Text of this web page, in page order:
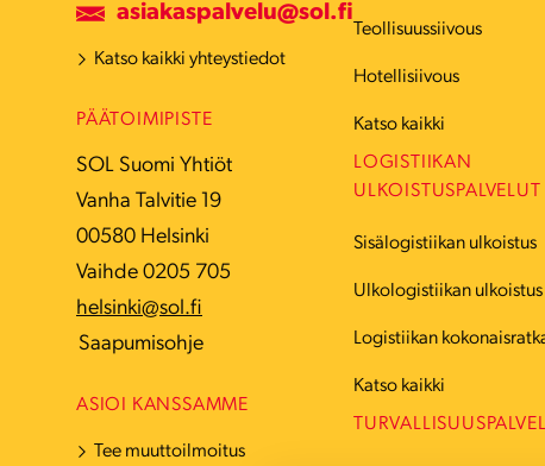
asiakaspalvelu@sol.fi
Katso kaikki yhteystiedot
PÄÄTOIMIPISTE
SOL Suomi Yhtiöt
Vanha Talvitie 19
00580 Helsinki
Vaihde 0205 705
helsinki@sol.fi
Saapumisohje
ASIOI KANSSAMME
Tee muuttoilmoitus
Teollisuussiivous
Hotellisiivous
Katso kaikki
LOGISTIIKAN
ULKOISTUSPALVELUT
Sisälogistiikan ulkoistus
Ulkologistiikan ulkoistus
Logistiikan
Katso kaikki